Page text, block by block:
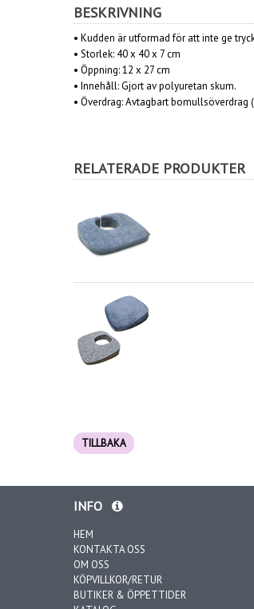
BESKRIVNING
• Kudden är utformad för att inte ge
• Storlek: 40 x 40 x 7 cm
• Öppning: 12 x 27 cm
• Innehåll: Gjort av polyuretan skum.
• Överdrag: Avtagbart bomullsöverdrag
RELATERADE PRODUKTER
TILLBAKA
INFO
HEM
KONTAKTA OSS
OM OSS
KÖPVILLKOR/RETUR
BUTIKER & ÖPPETTIDER